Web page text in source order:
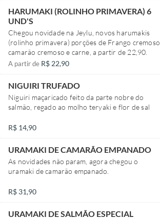
HARUMAKI (ROLINHO PRIMAVERA) 6
UND'S
Chegou novidade na Jeylu, novos harumakis
(rolinho primavera) porções de Frango cremoso,
camarão cremoso e carne, a partir de 22,90.
A partir de R$ 22,90
NIGUIRI TRUFADO
Niguiri maçaricado feito da parte nobre do
salmão, regado ao molho teryaki e flor de sal
R$ 14,90
URAMAKI DE CAMARÃO EMPANADO
As novidades não param, agora chegou o
uramaki de camarão empanado.
R$ 31,90
URAMAKI DE SALMÃO ESPECIAL